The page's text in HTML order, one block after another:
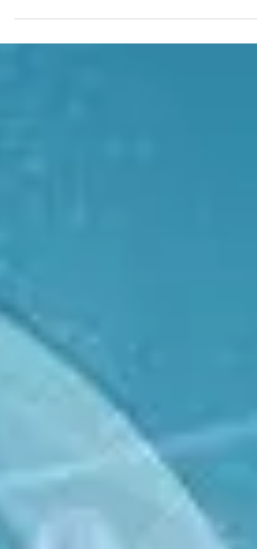
Ágora Tech Park, realizado em parceria com o...